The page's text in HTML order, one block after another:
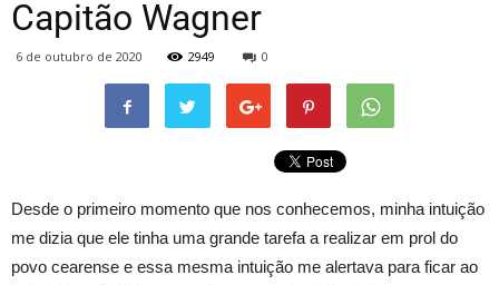
Capitão Wagner
6 de outubro de 2020 2949 0
Desde o primeiro momento que nos conhecemos, minha intuição
me dizia que ele tinha uma grande tarefa a realizar em prol do
povo cearense e essa mesma intuição me alertava para ficar ao